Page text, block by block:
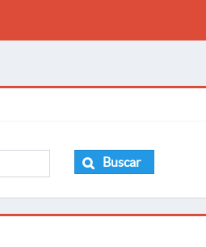
Buscar